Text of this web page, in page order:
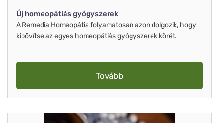
Új homeopátiás gyógyszerek
A Remedia Homeopátia folyamatosan azon dolgozik, hogy
kibővítse az egyes homeopátiás gyógyszerek körét.
Tovább